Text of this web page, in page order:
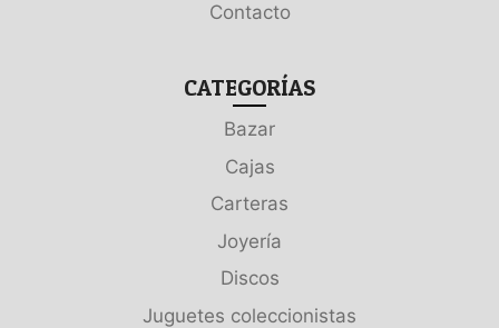
Contacto
CATEGORÍAS
Bazar
Cajas
Carteras
Joyería
Discos
Juguetes coleccionistas